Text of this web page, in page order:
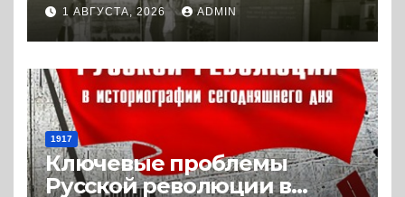
(2018) * Книга
1 АВГУСТА, 2026 ADMIN
1917
Ключевые проблемы
Русской революции в